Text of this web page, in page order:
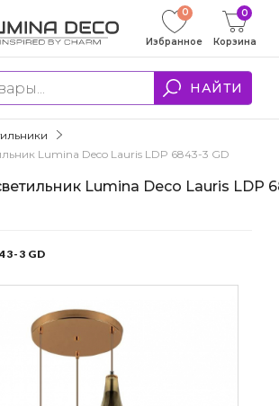
НАЙТИ
0
Избранное Корзина
0
Lumina Deco Lauris LDP 6843-3 GD
Lumina Deco Lauris LDP
3 GD